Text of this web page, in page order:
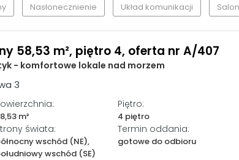
Nasłonecznienie Układ komunikacji
58,53 m², piętro 4, oferta nr A/407
- komfortowe lokale nad morzem
3
m²
Piętro:
4 piętro
świata:
wschód (NE),
wschód (SE)
Termin oddania:
gotowe do odbioru